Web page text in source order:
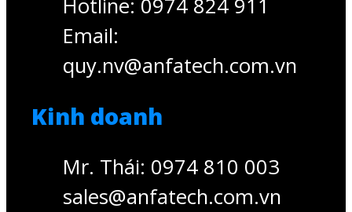
Hotline: 0974 824 911
Email:
quy.nv@anfatech.com.vn
Kinh doanh
Mr. Thái: 0974 810 003
sales@anfatech.com.vn